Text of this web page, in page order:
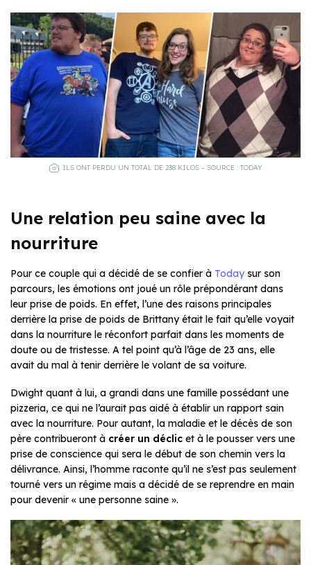
ILS ONT PERDU UN TOTAL DE 238 KILOS – SOURCE : TODAY
Une relation peu saine avec la
nourriture
Pour ce couple qui a décidé de se confier à Today sur son
parcours, les émotions ont joué un rôle prépondérant dans
leur prise de poids. En effet, l’une des raisons principales
derrière la prise de poids de Brittany était le fait qu’elle voyait
dans la nourriture le réconfort parfait dans les moments de
doute ou de tristesse. A tel point qu’à l’âge de 23 ans, elle
avait du mal à tenir derrière le volant de sa voiture.
Dwight quant à lui, a grandi dans une famille possédant une
pizzeria, ce qui ne l’aurait pas aidé à établir un rapport sain
avec la nourriture. Pour autant, la maladie et le décès de son
père contribueront à créer un déclic et à le pousser vers une
prise de conscience qui sera le début de son chemin vers la
délivrance. Ainsi, l’homme raconte qu’il ne s’est pas seulement
tourné vers un régime mais a décidé de se reprendre en main
pour devenir « une personne saine ».